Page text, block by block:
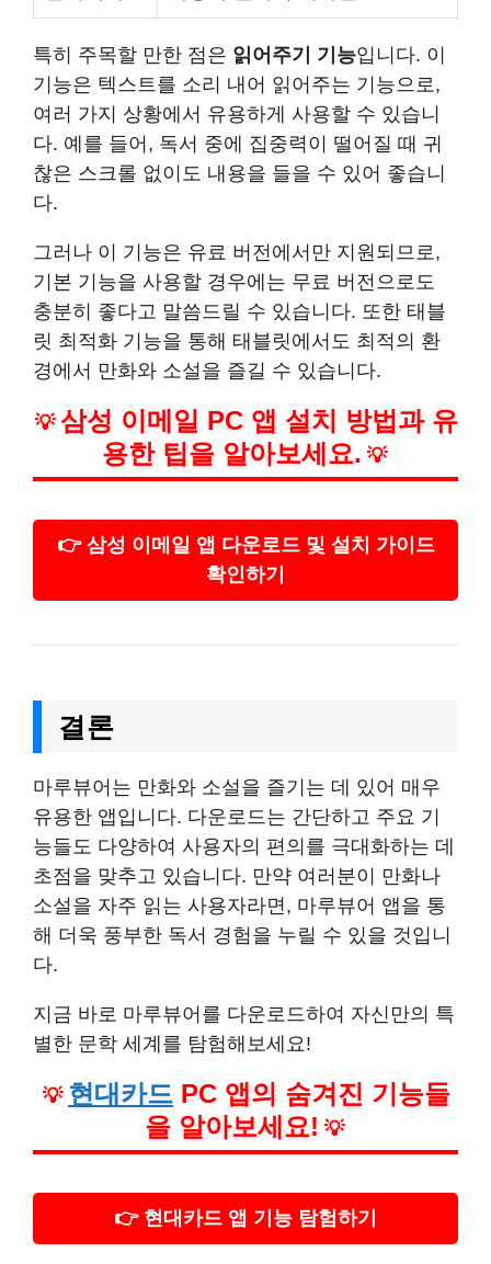
특히 주목할 만한 점은 읽어주기 기능입니다. 이
기능은 텍스트를 소리 내어 읽어주는 기능으로,
여러 가지 상황에서 유용하게 사용할 수 있습니
다. 예를 들어, 독서 중에 집중력이 떨어질 때 귀
찮은 스크롤 없이도 내용을 들을 수 있어 좋습니
다.
그러나 이 기능은 유료 버전에서만 지원되므로,
기본 기능을 사용할 경우에는 무료 버전으로도
충분히 좋다고 말씀드릴 수 있습니다. 또한 태블
릿 최적화 기능을 통해 태블릿에서도 최적의 환
경에서 만화와 소설을 즐길 수 있습니다.
💡 삼성 이메일 PC 앱 설치 방법과 유
용한 팁을 알아보세요. 💡
👉 삼성 이메일 앱 다운로드 및 설치 가이드
확인하기
결론
마루뷰어는 만화와 소설을 즐기는 데 있어 매우
유용한 앱입니다. 다운로드는 간단하고 주요 기
능들도 다양하여 사용자의 편의를 극대화하는 데
초점을 맞추고 있습니다. 만약 여러분이 만화나
소설을 자주 읽는 사용자라면, 마루뷰어 앱을 통
해 더욱 풍부한 독서 경험을 누릴 수 있을 것입니
다.
지금 바로 마루뷰어를 다운로드하여 자신만의 특
별한 문학 세계를 탐험해보세요!
💡 현대카드 PC 앱의 숨겨진 기능들
을 알아보세요! 💡
👉 현대카드 앱 기능 탐험하기